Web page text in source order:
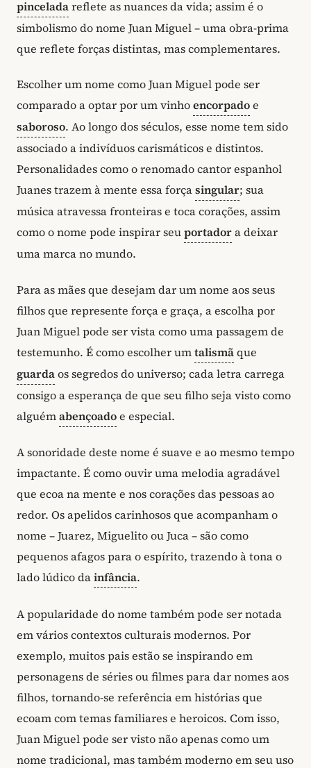
pinceladareflete as nuances da vida; assim é o
simbolismo do nome Juan Miguel – uma obra-prima
que reflete forças distintas, mas complementares.
Escolher um nome como Juan Miguel pode ser
comparado a optar por um vinhoencorpadoe
saboroso. Ao longo dos séculos, esse nome tem sido
associado a indivíduos carismáticos e distintos.
Personalidades como o renomado cantor espanhol
Juanes trazem à mente essa forçasingular; sua
música atravessa fronteiras e toca corações, assim
como o nome pode inspirar seuportadora deixar
uma marca no mundo.
Para as mães que desejam dar um nome aos seus
filhos que represente força e graça, a escolha por
Juan Miguel pode ser vista como uma passagem de
testemunho. É como escolher umtalismãque
guardaos segredos do universo; cada letra carrega
consigo a esperança de que seu filho seja visto como
alguémabençoadoe especial.
A sonoridade deste nome é suave e ao mesmo tempo
impactante. É como ouvir uma melodia agradável
que ecoa na mente e nos corações das pessoas ao
redor. Os apelidos carinhosos que acompanham o
nome – Juarez, Miguelito ou Juca – são como
pequenos afagos para o espírito, trazendo à tona o
lado lúdico dainfância.
A popularidade do nome também pode ser notada
em vários contextos culturais modernos. Por
exemplo, muitos pais estão se inspirando em
personagens de séries ou filmes para dar nomes aos
filhos, tornando-se referência em histórias que
ecoam com temas familiares e heroicos. Com isso,
Juan Miguel pode ser visto não apenas como um
nome tradicional, mas também moderno em seu uso